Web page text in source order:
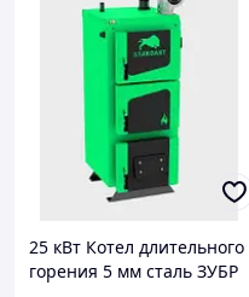
25 кВт Котел длительного
горения 5 мм сталь ЗУБР